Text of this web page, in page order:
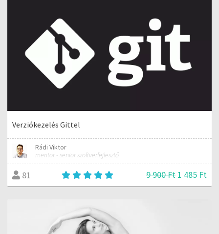
Verziókezelés Gittel
Rádi Viktor
mentor - senior szoftverfejlesztő
81 9 900 Ft 1 485 Ft